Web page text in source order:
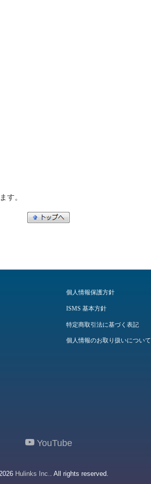
す。
個人情報保護方針
ISMS 基本方針
特定商取引法に基づく表記
個人情報のお取り扱いについて
YouTube
Hulinks Inc.. All rights reserved.